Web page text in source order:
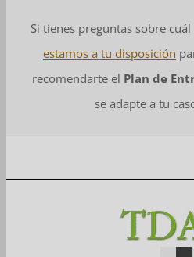
Si tienes preguntas sobre
estamos a tu disposición
recomendarte el Plan de
se adapte a tu